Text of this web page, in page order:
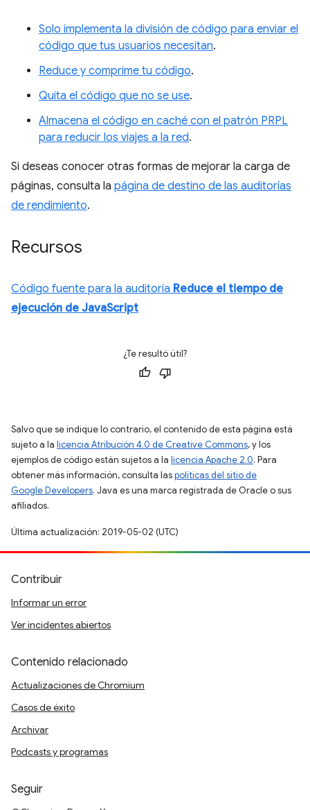
Solo implementa la división de código para enviar el
código que tus usuarios necesitan.
Reduce y comprime tu código.
Quita el código que no se use.
Almacena el código en caché con el patrón PRPL
para reducir los viajes a la red.
Si deseas conocer otras formas de mejorar la carga de
páginas, consulta la página de destino de las auditorías
de rendimiento.
Recursos
Código fuente para la auditoría Reduce el tiempo de
ejecución de JavaScript
¿Te resultó útil?
Salvo que se indique lo contrario, el contenido de esta página está
sujeto a la licencia Atribución 4.0 de Creative Commons, y los
ejemplos de código están sujetos a la licencia Apache 2.0. Para
obtener más información, consulta laspolíticas del sitio de
Google Developers. Java es una marca registrada de Oracle o sus
afiliados.
Última actualización: 2019-05-02 (UTC)
Contribuir
Informar un error
Ver incidentes abiertos
Contenido relacionado
Actualizaciones de Chromium
Casos de éxito
Archivar
Podcasts y programas
Seguir